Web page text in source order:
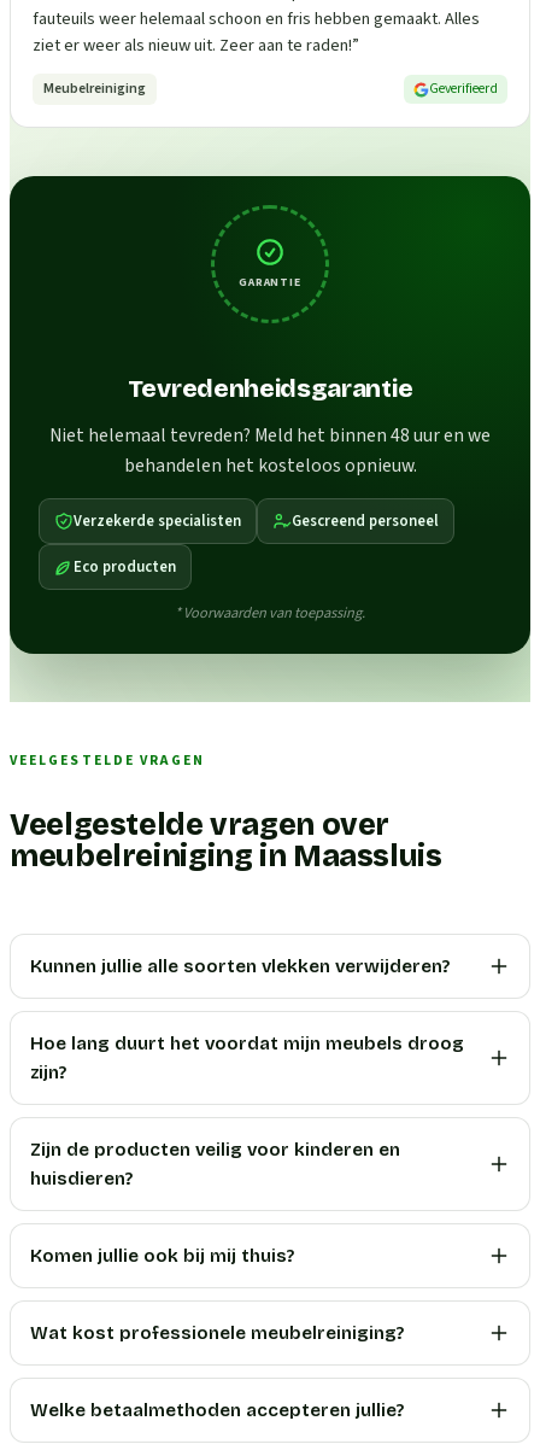
fauteuils weer helemaal schoon en fris hebben gemaakt. Alles
ziet er weer als nieuw uit. Zeer aan te raden!”
Meubelreiniging Geverifieerd
GARANTIE
Tevredenheidsgarantie
Niet helemaal tevreden? Meld het binnen 48 uur en we
behandelen het kosteloos opnieuw.
Verzekerde specialisten Gescreend personeel
Eco producten
* Voorwaarden van toepassing.
VEELGESTELDE VRAGEN
Veelgestelde vragen over
meubelreiniging in Maassluis
Kunnen jullie alle soorten vlekken verwijderen?
Hoe lang duurt het voordat mijn meubels droog
zijn?
Zijn de producten veilig voor kinderen en
huisdieren?
Komen jullie ook bij mij thuis?
Wat kost professionele meubelreiniging?
Welke betaalmethoden accepteren jullie?